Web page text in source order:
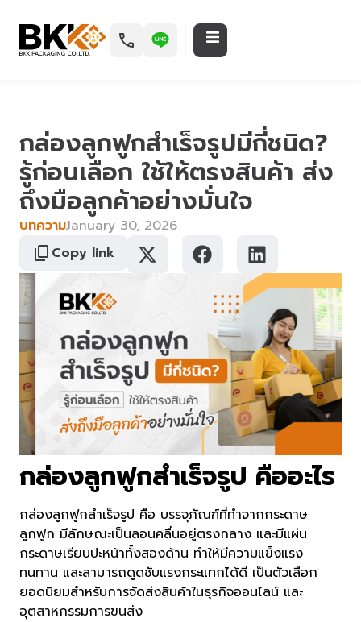
กล่องลูกฟูกสำเร็จรูปมีกี่ชนิด?
รู้ก่อนเลือก ใช้ให้ตรงสินค้า ส่ง
ถึงมือลูกค้าอย่างมั่นใจ
บทความJanuary 30, 2026
Copy link
กล่องลูกฟูกสำเร็จรูป คืออะไร
กล่องลูกฟูกสำเร็จรูป คือ บรรจุภัณฑ์ที่ทำจากกระดาษ
ลูกฟูก มีลักษณะเป็นลอนคลื่นอยู่ตรงกลาง และมีแผ่น
กระดาษเรียบปะหน้าทั้งสองด้าน ทำให้มีความแข็งแรง
ทนทาน และสามารถดูดซับแรงกระแทกได้ดี เป็นตัวเลือก
ยอดนิยมสำหรับการจัดส่งสินค้าในธุรกิจออนไลน์ และ
อุตสาหกรรมการขนส่ง